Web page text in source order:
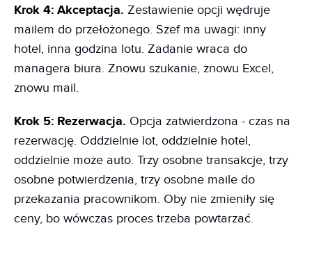
Krok 4: Akceptacja. Zestawienie opcji wędruje
mailem do przełożonego. Szef ma uwagi: inny
hotel, inna godzina lotu. Zadanie wraca do
managera biura. Znowu szukanie, znowu Excel,
znowu mail.
Krok 5: Rezerwacja. Opcja zatwierdzona - czas na
rezerwację. Oddzielnie lot, oddzielnie hotel,
oddzielnie może auto. Trzy osobne transakcje, trzy
osobne potwierdzenia, trzy osobne maile do
przekazania pracownikom. Oby nie zmieniły się
ceny, bo wówczas proces trzeba powtarzać.